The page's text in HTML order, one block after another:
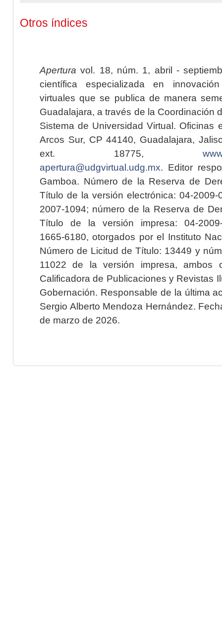
Otros índices
Apertura vol. 18, núm. 1, abril -
científica especializada en
virtuales que se publica de manera
Guadalajara, a través de la Coordinación
Sistema de Universidad Virtual. Oficinas
Arcos Sur, CP 44140, Guadalajara,
ext. 18775,
apertura@udgvirtual.udg.mx. Editor
Gamboa. Número de la Reserva de
Título de la versión electrónica: 04-2009-
2007-1094; número de la Reserva de
Título de la versión impresa: 04-2009-
1665-6180, otorgados por el Instituto
Número de Licitud de Título: 13449 y
11022 de la versión impresa, ambos
Calificadora de Publicaciones y Revistas
Gobernación. Responsable de la última
Sergio Alberto Mendoza Hernández.
de marzo de 2026.